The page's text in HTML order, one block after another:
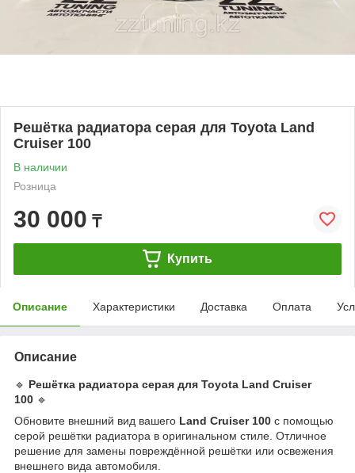
Решётка радиатора серая для Toyota Land
Cruiser 100
В наличии
Розница
30 000 ₸
Купить
Описание Характеристики Доставка Оплата
Описание
🔹 Решётка радиатора серая для Toyota Land Cruiser
100 🔹
Обновите внешний вид вашего Land Cruiser 100 с помощью
серой решётки радиатора в оригинальном стиле. Отличное
решение для замены повреждённой решётки или освежения
внешнего вида автомобиля.